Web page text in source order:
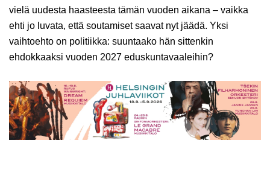
vielä uudesta haasteesta tämän vuoden aikana – vaikka
ehti jo luvata, että soutamiset saavat nyt jäädä. Yksi
vaihtoehto on politiikka: suuntaako hän sittenkin
ehdokkaaksi vuoden 2027 eduskuntavaaleihin?